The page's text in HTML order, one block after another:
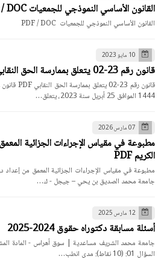
القانون الأساسي النموذجي للجمعيات PDF / DOC
القانون الأساسي النموذجي للجمعيات PDF / DOC
10 مايو 2023
قانون رقم 23-02 يتعلق بممارسة الحق النقابي PDF
1444 الموافق 25 أبريل سنة 2023، يتعلق…
07 مارس 2026
مطبوعة في مقياس الإجراءات الجزائية
الكريم PDF
جامعة محمد الصديق بن يحي – جيجل - ك…
12 مارس 2025
أسئلة مسابقة دكتوراه حقوق 2024-2025
جامعة محمد الشريف مساعدية | سوق أهراس - المادة
السؤال 01: (10 نقاط): مدى انطب…